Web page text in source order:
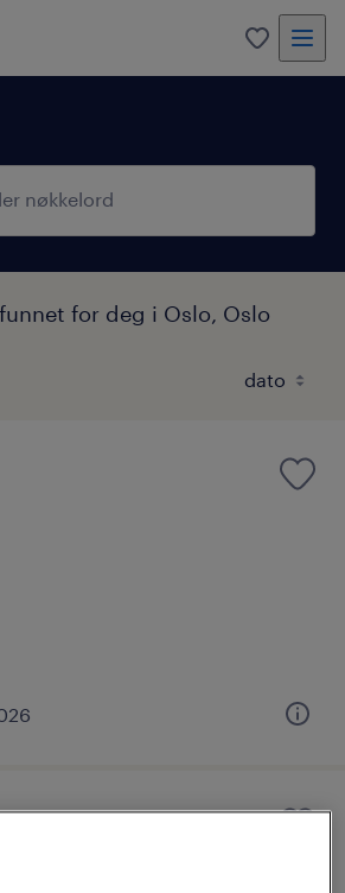
0
for deg i Oslo, Oslo